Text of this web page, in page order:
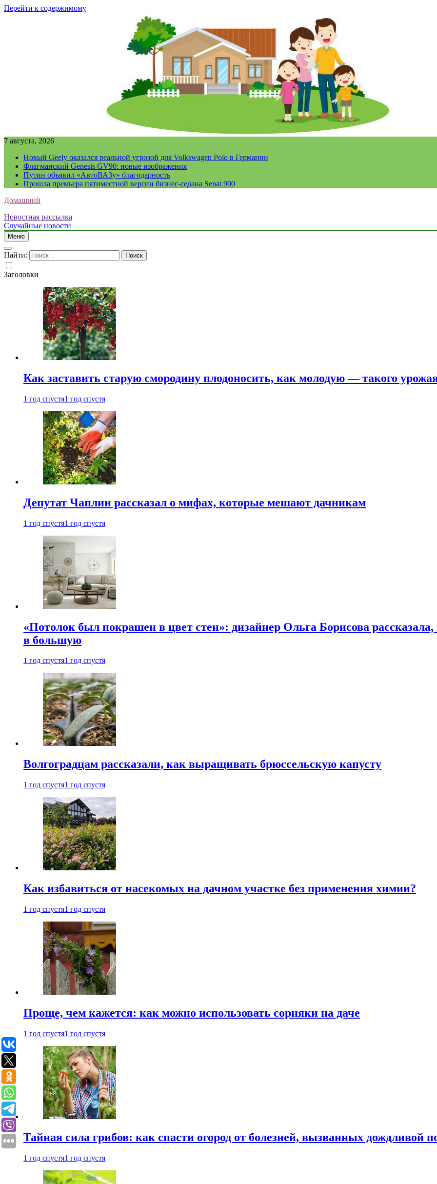
Перейти к содержимому
7 августа, 2026
Новый Geely оказался реальной угрозой для Volkswagen Polo в Германии
Флагманский Genesis GV90: новые изображения
Путин объявил «АвтоВАЗу» благодарность
Прошла премьера пятиместной версии бизнес-седана Senat 900
Домашний
Новостная рассылка
Случайные новости
Меню
Найти:
Заголовки
Как заставить старую смородину плодоносить, как молодую — такого
1 год спустя1 год спустя
Депутат Чаплин рассказал о мифах, которые мешают дачникам
1 год спустя1 год спустя
«Потолок был покрашен в цвет стен»: дизайнер Ольга Борисова
в большую
1 год спустя1 год спустя
Волгоградцам рассказали, как выращивать брюссельскую капусту
1 год спустя1 год спустя
Как избавиться от насекомых на дачном участке без применения химии?
1 год спустя1 год спустя
Проще, чем кажется: как можно использовать сорняки на даче
1 год спустя1 год спустя
Тайная сила грибов: как спасти огород от болезней, вызванных дождливой
1 год спустя1 год спустя